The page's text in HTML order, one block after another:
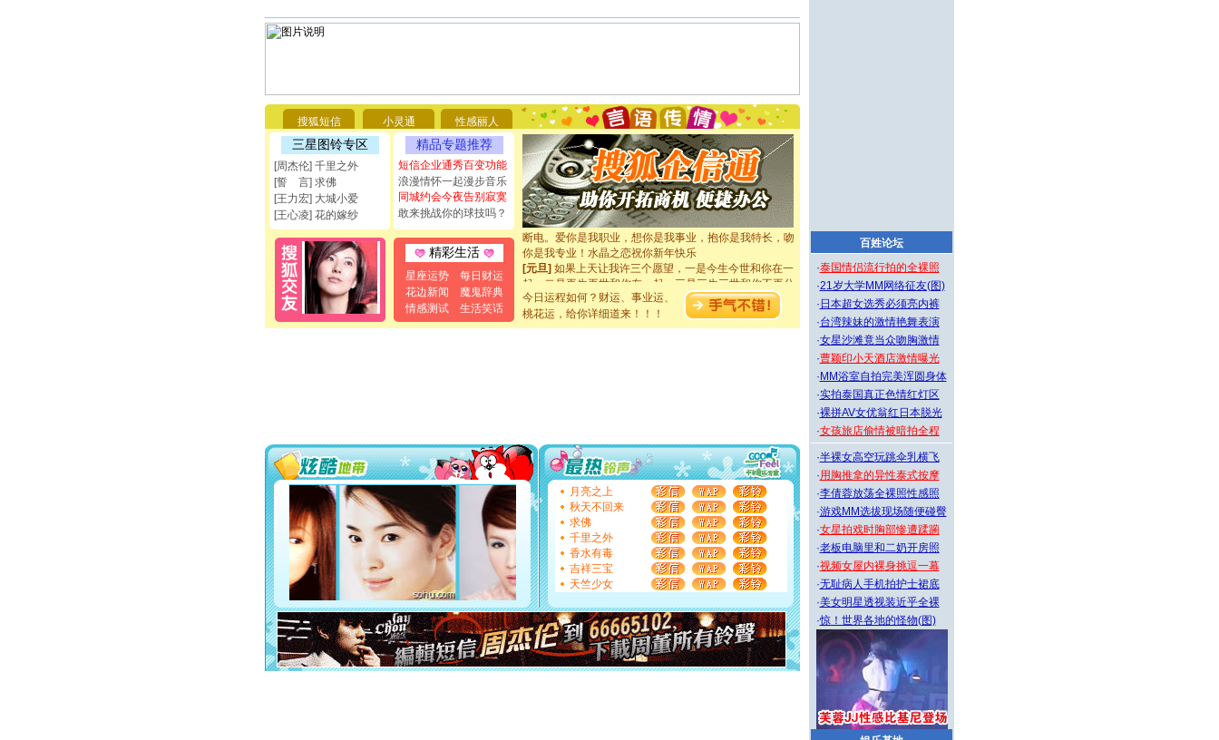
搜狐短信 小灵通 性感丽人
三星图铃专区
[周杰伦] 千里之外
[誓 言] 求佛
[王力宏] 大城小爱
[王心凌] 花的嫁纱
精品专题推荐
短信企业通秀百变功能
浪漫情怀一起漫步音乐
同城约会今夜告别寂寞
敢来挑战你的球技吗？
精彩生活
星座运势
每日财运
花边新闻
魔鬼辞典
情感测试
生活笑话
你太多，只有给你五千万：千万快乐！千万要健康！千万
要平安！千万要知足！千万不要忘记我！
[圣诞节]不只这样的日子才会想起你,而是这样的日子才
能正大光明地骚扰你,告诉你,圣诞要快乐!新年要快乐!天天
都要快乐噢!
[圣诞节]奉上一颗祝福的心,在这个特别的日子里,愿幸福,
如意,快乐,鲜花,一切美好的祝愿与你同在.圣诞快乐!
[元旦]看到你我会触电；看不到你我要充电；没有你我会
断电。爱你是我职业，想你是我事业，抱你是我特长，吻
你是我专业！水晶之恋祝你新年快乐
[元旦]如果上天让我许三个愿望，一是今生今世和你在一
起；二是再生再世和你在一起；三是三生三世和你不再分
离。水晶之恋祝你新年快乐
[元旦]当我狠下心扭头离去那一刻，你在我身后无助地哭
泣，这痛楚让我明白我多么爱你。我转身抱住你：这猪不
[圣诞节]圣诞节到了，想想没什么送给你的，又不打算给
你太多，只有给你五千万：千万快乐！千万要健康！千万
要平安！千万要知足！千万不要忘记我！
[圣诞节]不只这样的日子才会想起你,而是这样的日子才
能正大光明地骚扰你,告诉你,圣诞要快乐!新年要快乐!天天
都要快乐噢!
[圣诞节]奉上一颗祝福的心,在这个特别的日子里,愿幸福,
如意,快乐,鲜花,一切美好的祝愿与你同在.圣诞快乐!
[元旦]
看到你我会触电；看不到你我要充电；没有你我会
断电。爱你是我职业，想你是我事业，抱你是我特长，吻
你是我专业！水晶之恋祝你新年快乐
[元旦]如果上天让我许三个愿望，一是今生今世和你在一
起；二是再生再世和你在一起；三是三生三世和你不再分
离。水晶之恋祝你新年快乐
[元旦]当我狠下心扭头离去那一刻，你在我身后无助地哭
今日运程如何？财运、事业运、
桃花运，给你详细道来！！！
月亮之上
秋天不回来
求佛
千里之外
香水有毒
吉祥三宝
天竺少女
百姓论坛
·泰国情侣流行拍的全裸照
·21岁大学MM网络征友(图)
· 日本超女选秀必须亮内裤
·台湾辣妹的激情艳舞表演
·女星沙滩竟当众吻胸激情
·曹颖印小天酒店激情曝光
· MM浴室自拍完美浑圆身体
·实拍泰国真正色情红灯区
·裸拼AV女优翁红日本脱光
·女孩旅店偷情被暗拍全程
·半裸女高空玩跳伞乳横飞
·用胸推拿的异性泰式按摩
·李倩蓉放荡全裸照性感照
·游戏MM选拔现场随便碰臀
·女星拍戏时胸部惨遭蹂躏
·老板电脑里和二奶开房照
·视频女屋内裸身挑逗一幕
·无耻病人手机拍护士裙底
·美女明星透视装近乎全裸
·惊！世界各地的怪物(图)